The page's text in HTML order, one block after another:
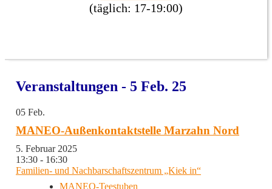
(täglich: 17-19:00)
Veranstaltungen - 5 Feb. 25
05 Feb.
MANEO-Außenkontaktstelle Marzahn Nord
5. Februar 2025
13:30 - 16:30
Familien- und Nachbarschaftszentrum „Kiek in“
MANEO-Teestuben